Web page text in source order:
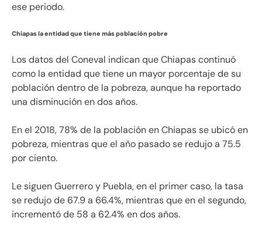
ese periodo.
Chiapas la entidad que tiene más población pobre
Los datos del Coneval indican que Chiapas continuó
como la entidad que tiene un mayor porcentaje de su
población dentro de la pobreza, aunque ha reportado
una disminución en dos años.
En el 2018, 78% de la población en Chiapas se ubicó en
pobreza, mientras que el año pasado se redujo a 75.5
por ciento.
Le siguen Guerrero y Puebla, en el primer caso, la tasa
se redujo de 67.9 a 66.4%, mientras que en el segundo,
incrementó de 58 a 62.4% en dos años.